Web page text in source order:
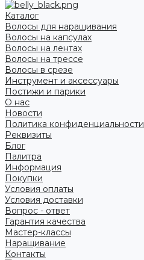
Каталог
Волосы для наращивания
Волосы на капсулах
Волосы на лентах
Волосы на трессе
Волосы в срезе
Инструмент и аксессуары
Постижи и парики
О нас
Новости
Политика конфиденциальности
Реквизиты
Блог
Палитра
Информация
Покупки
Условия оплаты
Условия доставки
Вопрос - ответ
Гарантия качества
Мастер-классы
Наращивание
Контакты